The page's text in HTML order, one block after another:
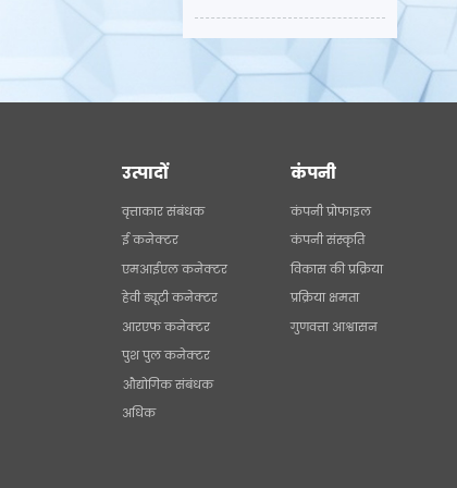
उत्पादों
वृत्ताकार संबंधक
ई कनेक्टर
एमआईएल कनेक्टर
हेवी ड्यूटी कनेक्टर
आरएफ कनेक्टर
पुश पुल कनेक्टर
औद्योगिक संबंधक
अधिक
कंपनी
कंपनी प्रोफाइल
कंपनी संस्कृति
विकास की प्रक्रिया
प्रक्रिया क्षमता
गुणवत्ता आश्वासन